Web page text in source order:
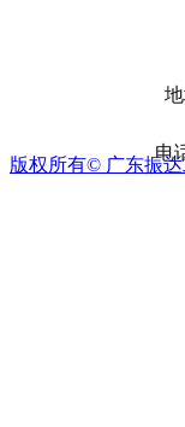
电
版权所有© 广东振